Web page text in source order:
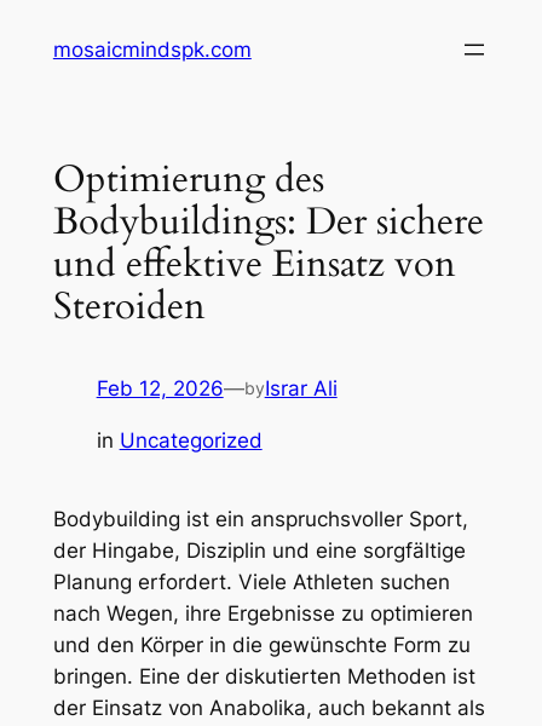
mosaicmindspk.com
Optimierung des
Bodybuildings: Der sichere
und effektive Einsatz von
Steroiden
Feb 12, 2026—byIsrar Ali
in Uncategorized
Bodybuilding ist ein anspruchsvoller Sport,
der Hingabe, Disziplin und eine sorgfältige
Planung erfordert. Viele Athleten suchen
nach Wegen, ihre Ergebnisse zu optimieren
und den Körper in die gewünschte Form zu
bringen. Eine der diskutierten Methoden ist
der Einsatz von Anabolika, auch bekannt als